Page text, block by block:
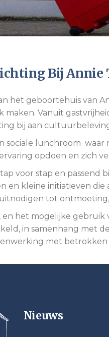
Bij Annie
het geboortehuis van
Vanuit
bij aan
sociale lunchroom
opdoen en zich
voor stap en
en kleine initiatieven
uitnodigen tot
het mogelijke
in samenhang met
met
Nieuws